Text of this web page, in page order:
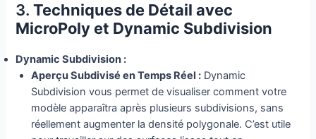
3.Techniques de Détail avec
MicroPoly et Dynamic Subdivision
Dynamic Subdivision :
Aperçu Subdivisé en Temps Réel : Dynamic
Subdivision vous permet de visualiser comment votre
modèle apparaîtra après plusieurs subdivisions, sans
réellement augmenter la densité polygonale. C’est utile